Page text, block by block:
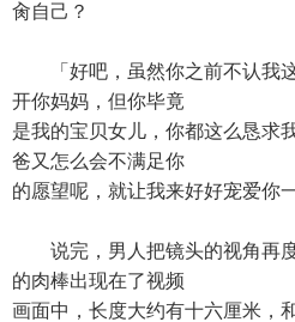
肏自己？
「好吧，虽然你之前不认我
开你妈妈，但你毕竟
是我的宝贝女儿，你都这么恳求
爸又怎么会不满足你
的愿望呢，就让我来好好宠爱你
说完，男人把镜头的视角再度
的肉棒出现在了视频
画面中，长度大约有十六厘米，